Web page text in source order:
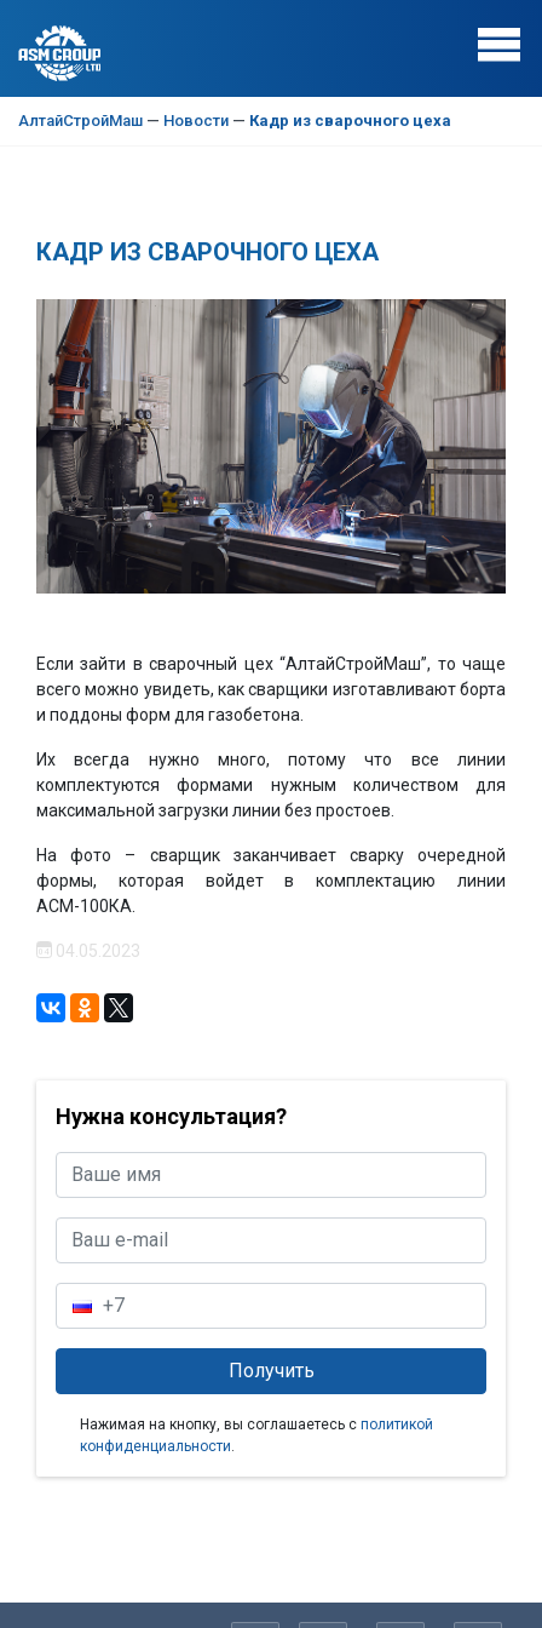
АлтайСтройМаш — Новости — Кадр из сварочного цеха
КАДР ИЗ СВАРОЧНОГО ЦЕХА
Если зайти в сварочный цех “АлтайСтройМаш”, то чаще
всего можно увидеть, как сварщики изготавливают борта
и поддоны форм для газобетона.
Их всегда нужно много, потому что все линии
комплектуются формами нужным количеством для
максимальной загрузки линии без простоев.
На фото – сварщик заканчивает сварку очередной
формы, которая войдет в комплектацию линии
АСМ-100КА.
04.05.2023
Нужна консультация?
Нажимая на кнопку, вы соглашаетесь с политикой
конфиденциальности